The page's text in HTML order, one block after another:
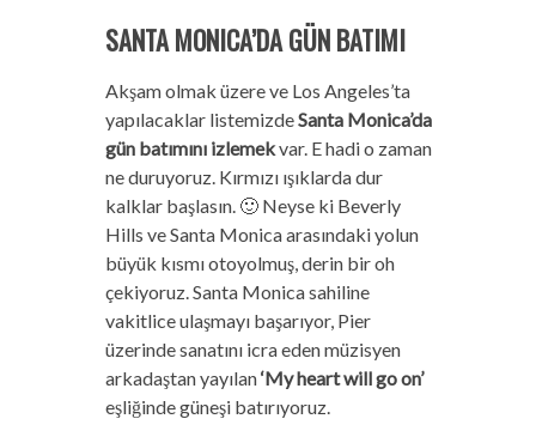
SANTA MONICA’DA GÜN BATIMI
Akşam olmak üzere ve Los Angeles’ta
yapılacaklar listemizdeSanta Monica’da
gün batımını izlemekvar. E hadi o zaman
ne duruyoruz. Kırmızı ışıklarda dur
kalklar başlasın. 🙂 Neyse ki Beverly
Hills ve Santa Monica arasındaki yolun
büyük kısmı otoyolmuş, derin bir oh
çekiyoruz. Santa Monica sahiline
vakitlice ulaşmayı başarıyor, Pier
üzerinde sanatını icra eden müzisyen
arkadaştan yayılan‘My heart will go on’
eşliğinde güneşi batırıyoruz.